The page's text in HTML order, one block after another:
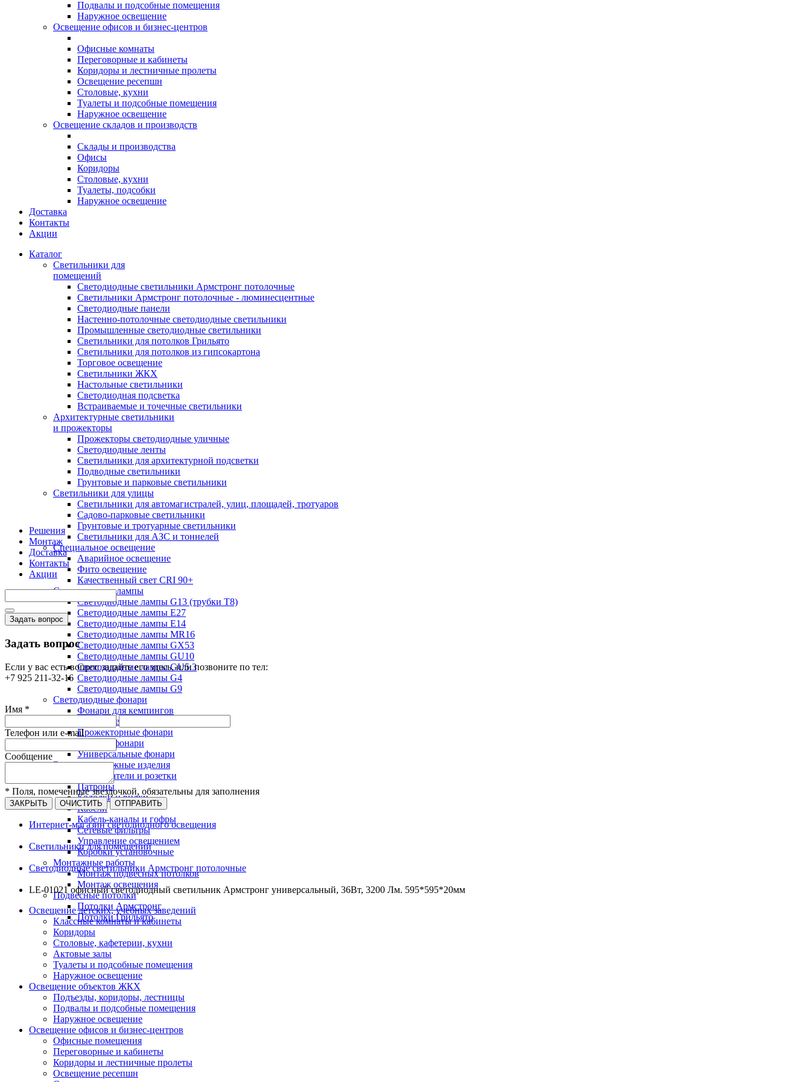
Подвалы и подсобные помещения
Наружное освещение
Освещение офисов и бизнес-центров
Офисные комнаты
Переговорные и кабинеты
Коридоры и лестничные пролеты
Освещение ресепшн
Столовые, кухни
Туалеты и подсобные помещения
Наружное освещение
Освещение складов и производств
Склады и производства
Офисы
Коридоры
Столовые, кухни
Туалеты, подсобки
Наружное освещение
Доставка
Контакты
Акции
Каталог
Светильники для
помещений
Светодиодные светильники Армстронг потолочные
Светильники Армстронг потолочные - люминесцентные
Светодиодные панели
Настенно-потолочные светодиодные светильники
Промышленные светодиодные светильники
Светильники для потолков Грильято
Светильники для потолков из гипсокартона
Торговое освещение
Светильники ЖКХ
Настольные светильники
Светодиодная подсветка
Встраиваемые и точечные светильники
Архитектурные светильники
и прожекторы
Прожекторы светодиодные уличные
Светодиодные ленты
Светильники для архитектурной подсветки
Подводные светильники
Грунтовые и парковые светильники
Светильники для улицы
Светильники для автомагистралей, улиц, площадей, тротуаров
Садово-парковые светильники
Грунтовые и тротуарные светильники
Светильники для АЗС и тоннелей
Специальное освещение
Аварийное освещение
Фито освещение
Качественный свет CRI 90+
Светодиодные лампы
Светодиодные лампы G13 (трубки T8)
Светодиодные лампы Е27
Светодиодные лампы Е14
Светодиодные лампы MR16
Светодиодные лампы GX53
Светодиодные лампы GU10
Светодиодные лампы GU5.3
Светодиодные лампы G4
Светодиодные лампы G9
Светодиодные фонари
Фонари для кемпингов
Налобные фонари
Прожекторные фонари
Рабочие фонари
Универсальные фонари
Электромонтажные изделия
Выключатели и розетки
Патроны
Колодки и вилки
Кабели
Кабель-каналы и гофры
Сетевые фильтры
Управление освещением
Коробки установочные
Монтажные работы
Монтаж подвесных потолков
Монтаж освещения
Подвесные потолки
Потолки Армстронг
Потолки Грильято
Решения
Монтаж
Доставка
Контакты
Акции
Задать вопрос
Задать вопрос
Если у вас есть вопрос задайте его здесь, или позвоните по тел:
+7 925 211-32-16
Имя *
Телефон или e-mail
Сообщение
* Поля, помеченные звездочкой, обязательны для заполнения
ЗАКРЫТЬ ОЧИСТИТЬ ОТПРАВИТЬ
Интернет-магазин светодиодного освещения
Светильники для помещений
Светодиодные светильники Армстронг потолочные
LE-01021 офисный светодиодный светильник Армстронг универсальный, 36Вт, 3200 Лм. 595*595*20мм
Освещение детских, учебных заведений
Классные комнаты и кабинеты
Коридоры
Столовые, кафетерии, кухни
Актовые залы
Туалеты и подсобные помещения
Наружное освещение
Освещение объектов ЖКХ
Подъезды, коридоры, лестницы
Подвалы и подсобные помещения
Наружное освещение
Освещение офисов и бизнес-центров
Офисные помещения
Переговорные и кабинеты
Коридоры и лестничные пролеты
Освещение ресепшн